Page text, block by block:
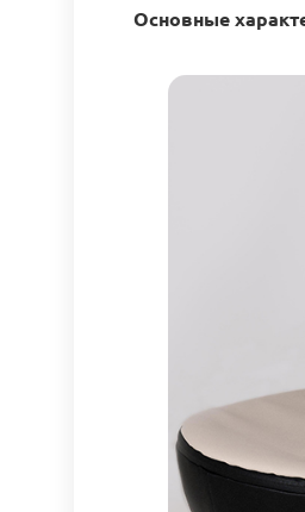
Основные